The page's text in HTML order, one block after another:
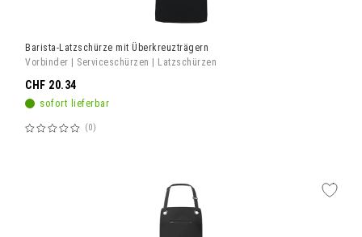
Barista-Latzschürze mit Überkreuzträgern
Vorbinder | Serviceschürzen | Latzschürzen
sofort lieferbar
Bewertung:
0
CHF 20.34